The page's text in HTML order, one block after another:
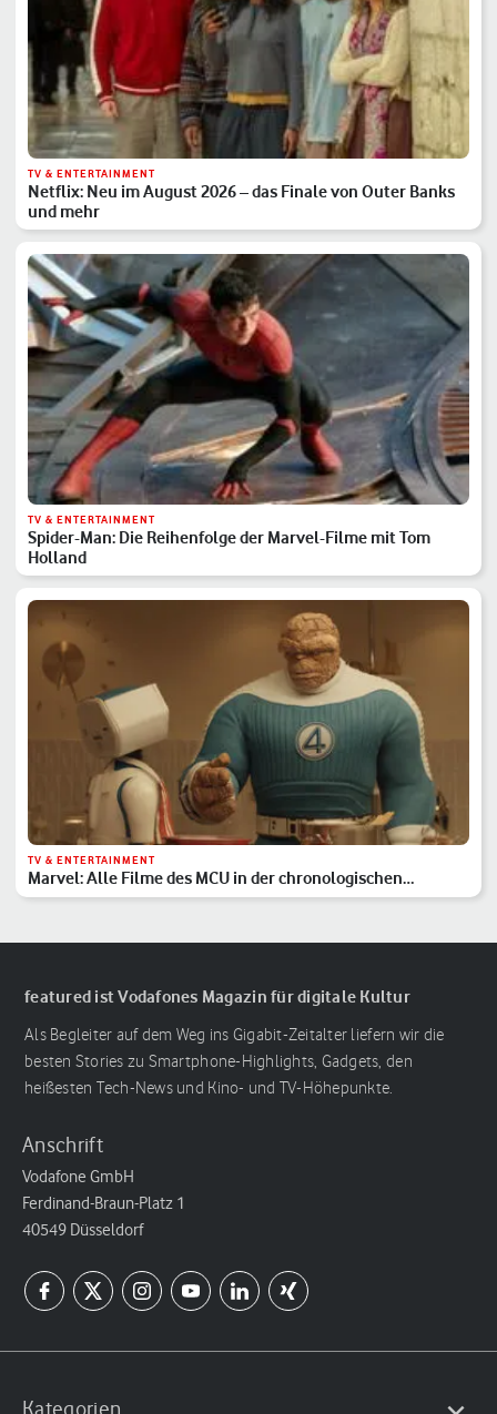
TV & ENTERTAINMENT
Netflix: Neu im August 2026 – das Finale von Outer Banks
und mehr
TV & ENTERTAINMENT
Spider-Man: Die Reihenfolge der Marvel-Filme mit Tom
Holland
TV & ENTERTAINMENT
Marvel: Alle Filme des MCU in der chronologischen
Reihenfolge
featured ist Vodafones Magazin für digitale Kultur
Als Begleiter auf dem Weg ins Gigabit-Zeitalter liefern wir die
besten Stories zu Smartphone-Highlights, Gadgets, den
heißesten Tech-News und Kino- und TV-Höhepunkte.
Anschrift
Vodafone GmbH
Ferdinand-Braun-Platz 1
40549 Düsseldorf